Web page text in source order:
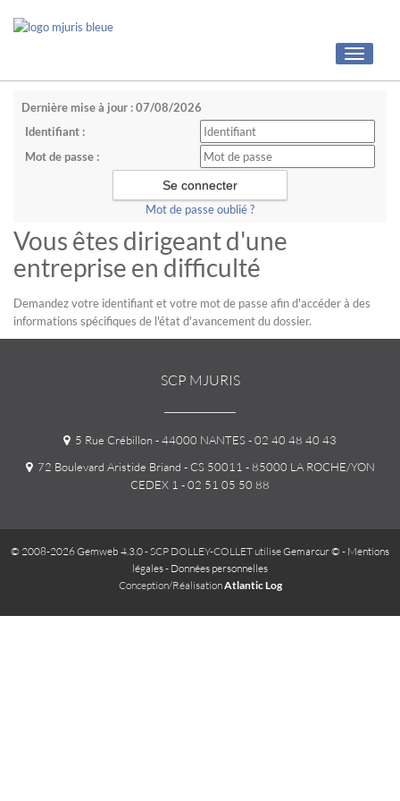
Toggle
Dernière mise à jour : 07/08/2026
Identifiant :
Mot de passe :
Mot de passe oublié ?
Vous êtes dirigeant d'une
entreprise en difficulté
Demandez votre identifiant et votre mot de passe afin d'accéder à des
informations spécifiques de l'état d'avancement du dossier.
SCP MJURIS
5 Rue Crébillon - 44000 NANTES- 02 40 48 40 43
72 Boulevard Aristide Briand - CS 50011 - 85000 LA ROCHE/YON
CEDEX 1 - 02 51 05 50 88
© 2008-2026 Gemweb 4.3.0- SCP DOLLEY-COLLET utiliseGemarcur © - Mentions
légales- Données personnelles
Conception/RéalisationAtlantic Log